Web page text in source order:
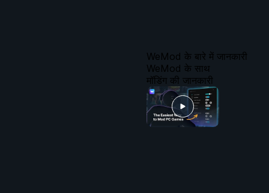
WeMod के बारे में जानकारी
WeMod के साथ
मॉडिंग की जानकारी